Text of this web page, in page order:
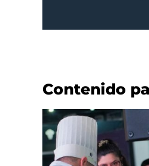
Contenido